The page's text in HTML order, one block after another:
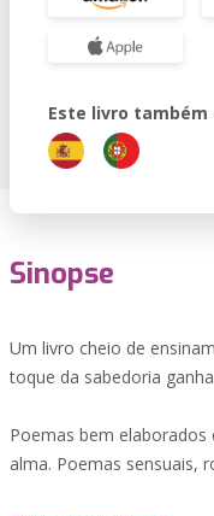
Este livro também
Sinopse
Um livro cheio de
toque da sabedoria
Poemas bem elaborados
alma. Poemas sensuais,